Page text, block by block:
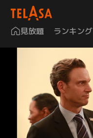
見放題 ランキング